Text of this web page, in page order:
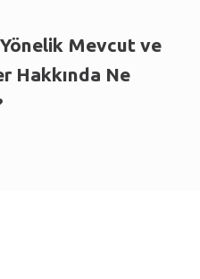
Mevcut ve
Hakkında Ne